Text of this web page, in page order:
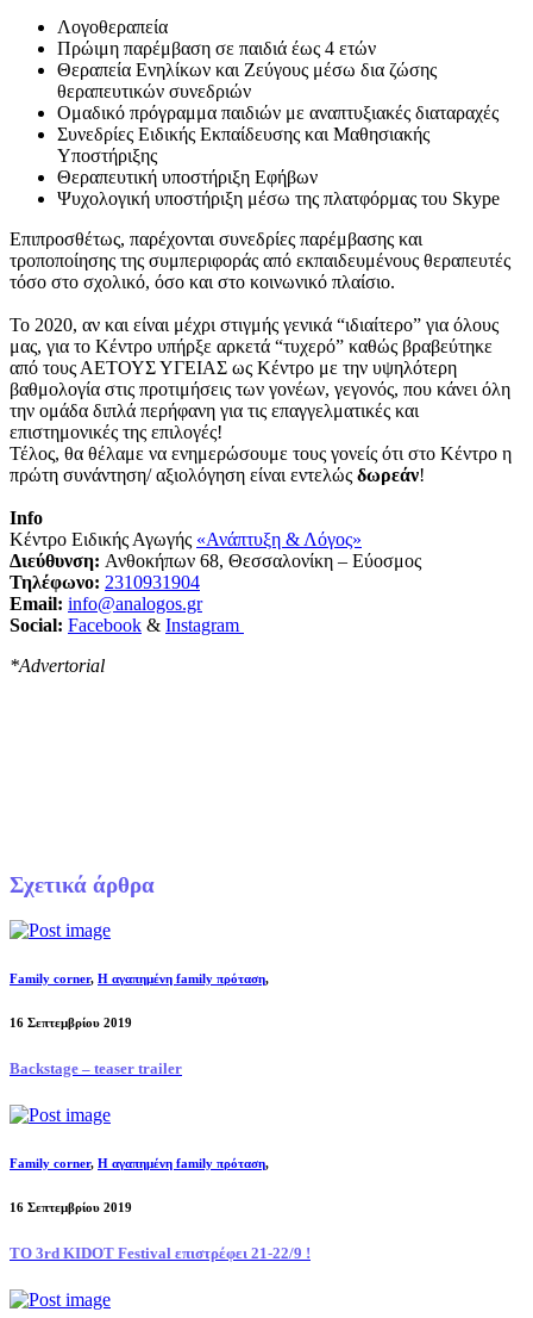
Λογοθεραπεία
Πρώιμη παρέμβαση σε παιδιά έως 4 ετών
Θεραπεία Ενηλίκων και Ζεύγους μέσω δια ζώσης
θεραπευτικών συνεδριών
Ομαδικό πρόγραμμα παιδιών με αναπτυξιακές διαταραχές
Συνεδρίες Ειδικής Εκπαίδευσης και Μαθησιακής
Υποστήριξης
Θεραπευτική υποστήριξη Εφήβων
Ψυχολογική υποστήριξη μέσω της πλατφόρμας του Skype
Επιπροσθέτως, παρέχονται συνεδρίες παρέμβασης και
τροποποίησης της συμπεριφοράς από εκπαιδευμένους θεραπευτές
τόσο στο σχολικό, όσο και στο κοινωνικό πλαίσιο.
Το 2020, αν και είναι μέχρι στιγμής γενικά “ιδιαίτερο” για όλους
μας, για το Κέντρο υπήρξε αρκετά “τυχερό” καθώς βραβεύτηκε
από τους ΑΕΤΟΥΣ ΥΓΕΙΑΣ ως Κέντρο με την υψηλότερη
βαθμολογία στις προτιμήσεις των γονέων, γεγονός, που κάνει όλη
την ομάδα διπλά περήφανη για τις επαγγελματικές και
επιστημονικές της επιλογές!
Τέλος, θα θέλαμε να ενημερώσουμε τους γονείς ότι στο Κέντρο η
πρώτη συνάντηση/ αξιολόγηση είναι εντελώς δωρεάν!
Info
Κέντρο Ειδικής Αγωγής «Ανάπτυξη & Λόγος»
Διεύθυνση: Ανθοκήπων 68, Θεσσαλονίκη – Εύοσμος
Τηλέφωνο: 2310931904
Εmail: info@analogos.gr
Social: Facebook & Instagram
*Advertorial
Σχετικά άρθρα
Family corner, Η αγαπημένη family πρόταση,
16 Σεπτεμβρίου 2019
Backstage – teaser trailer
Family corner, Η αγαπημένη family πρόταση,
16 Σεπτεμβρίου 2019
ΤΟ 3rd KIDOT Festival επιστρέφει 21-22/9 !